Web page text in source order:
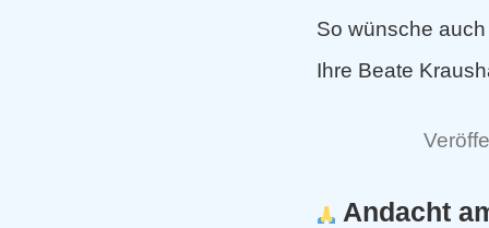
So wünsche
Ihre Beate
Andacht